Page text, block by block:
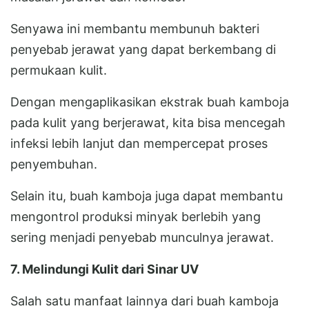
Senyawa ini membantu membunuh bakteri
penyebab jerawat yang dapat berkembang di
permukaan kulit.
Dengan mengaplikasikan ekstrak buah kamboja
pada kulit yang berjerawat, kita bisa mencegah
infeksi lebih lanjut dan mempercepat proses
penyembuhan.
Selain itu, buah kamboja juga dapat membantu
mengontrol produksi minyak berlebih yang
sering menjadi penyebab munculnya jerawat.
7. Melindungi Kulit dari Sinar UV
Salah satu manfaat lainnya dari buah kamboja